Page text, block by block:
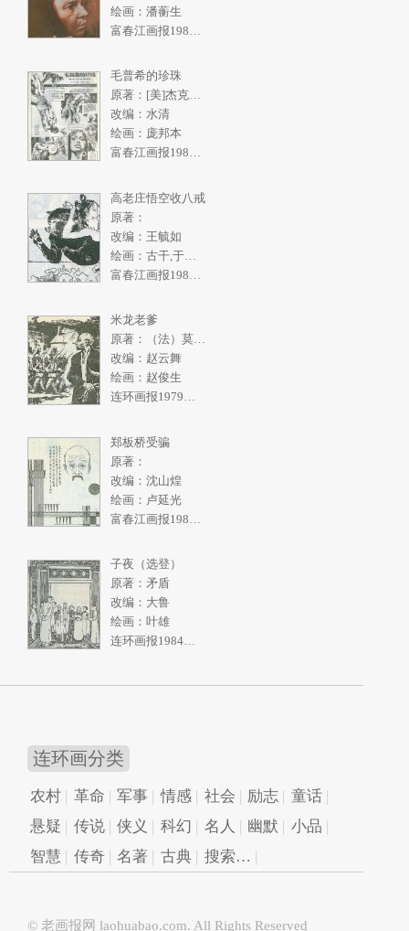
绘画：潘蘅生
毛普希的珍珠
原著：[美]杰克伦敦《南洋购珠记》
改编：水清
绘画：庞邦本
富春江画报1986年4期
高老庄悟空收八戒
原著：
改编：王毓如
米龙老爹
原著：（法）莫泊桑
改编：赵云舞
绘画：赵俊生
连环画报1979年10期
郑板桥受骗
原著：
改编：沈山煌
绘画：卢延光
子夜（选登）
原著：矛盾
改编：大鲁
绘画：叶雄
连环画报1984年11期
连环画分类
农村 革命 军事 情感 社会 励志
童话
悬疑
传说 侠义 科幻 名人 幽默
小品
智慧
传奇 名著 古典 搜索…
© 老画报网 laohuabao.com. All Rights Reserved